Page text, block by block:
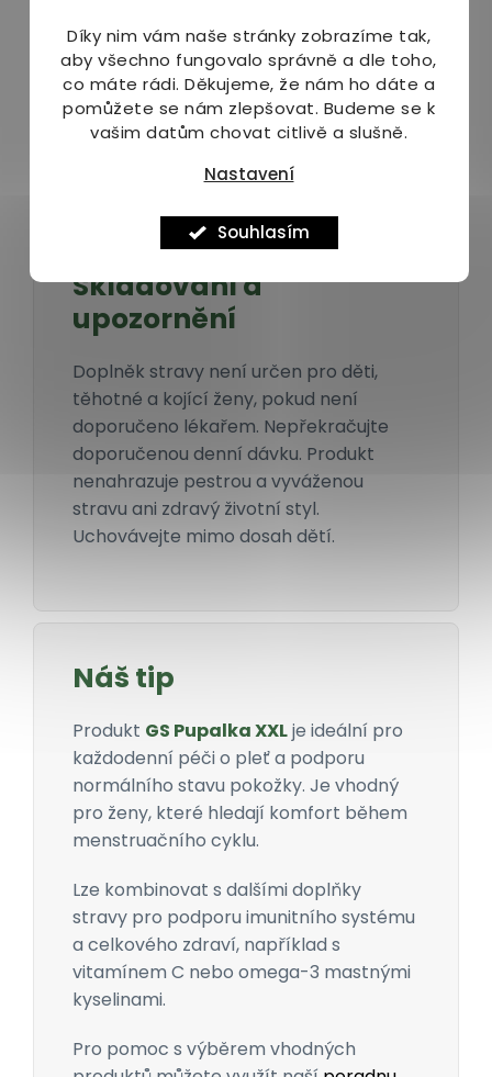
Díky nim vám naše stránky zobrazíme tak,
aby všechno fungovalo správně a dle toho,
co máte rádi. Děkujeme, že nám ho dáte a
pomůžete se nám zlepšovat. Budeme se k
vašim datům chovat citlivě a slušně.
Nastavení
Souhlasím
Balení obsahuje
110
kapslí, což je při
doporučeném
dávkování
dostačující na 55 až
110 dní.
Skladování a
upozornění
Doplněk stravy není určen pro děti,
těhotné a kojící ženy, pokud není
doporučeno lékařem. Nepřekračujte
doporučenou denní dávku. Produkt
nenahrazuje pestrou a vyváženou
stravu ani zdravý životní styl.
Uchovávejte mimo dosah dětí.
Náš tip
Produkt GS Pupalka XXLje ideální pro
každodenní péči o pleť a podporu
normálního stavu pokožky. Je vhodný
pro ženy, které hledají komfort během
menstruačního cyklu.
Lze kombinovat s dalšími doplňky
stravy pro podporu imunitního systému
a celkového zdraví, například s
vitamínem C nebo omega-3 mastnými
kyselinami.
Pro pomoc s výběrem vhodných